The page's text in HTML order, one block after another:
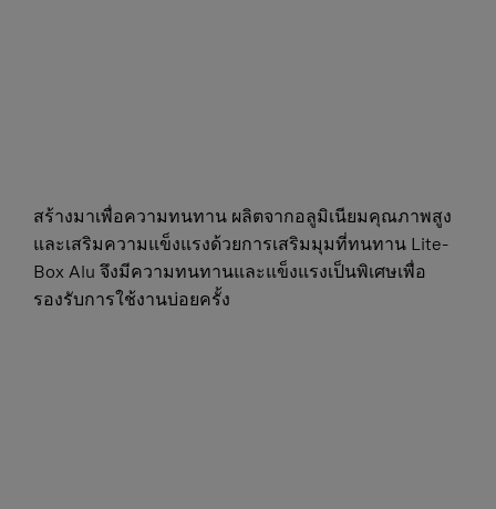
สร้างมาเพื่อความทนทาน ผลิตจากอลูมิเนียมคุณภาพสูง
และเสริมความแข็งแรงด้วยการเสริมมุมที่ทนทาน Lite-
Box Alu จึงมีความทนทานและแข็งแรงเป็นพิเศษเพื่อ
รองรับการใช้งานบ่อยครั้ง